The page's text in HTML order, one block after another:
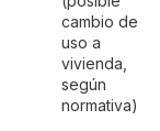
cambio de
uso a
vivienda,
según
normativa)